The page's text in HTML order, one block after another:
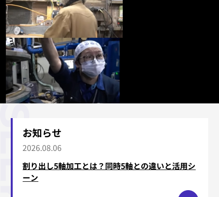
お知らせ
2026.08.06
割り出し5軸加工とは？同時5軸との違いと活用シ
ーン